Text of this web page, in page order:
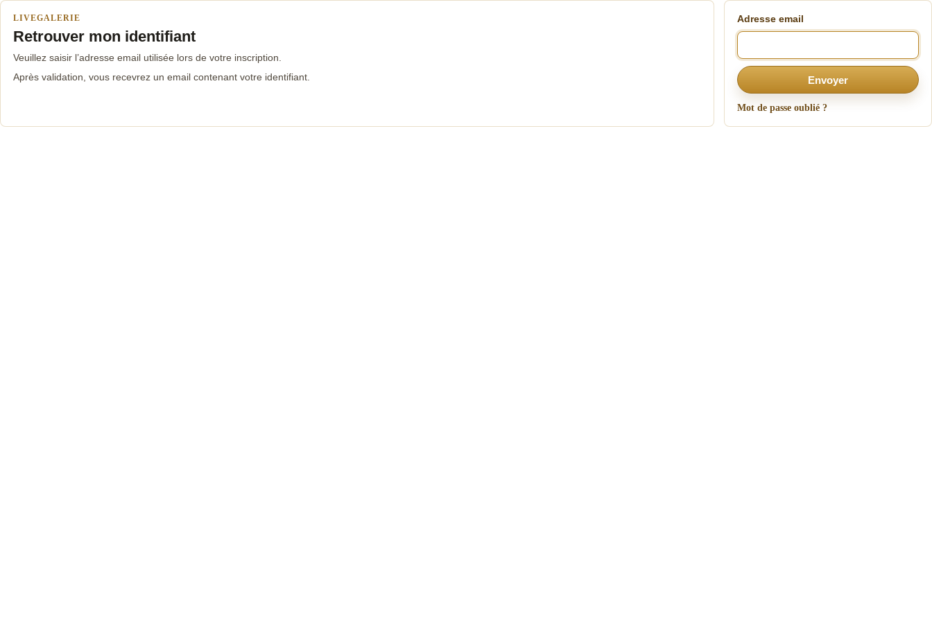
LIVEGALERIE
Retrouver mon identifiant
Veuillez saisir l’adresse email utilisée lors de votre inscription.
Après validation, vous recevrez un email contenant votre identifiant.
Adresse email
Envoyer
Mot de passe oublié ?